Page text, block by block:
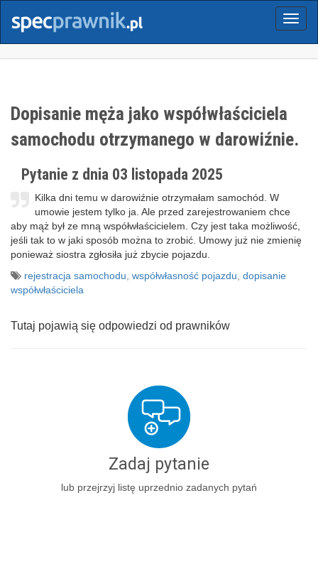
Menu
Dopisanie męża jako współwłaściciela
samochodu otrzymanego w darowiźnie.
Pytanie z dnia 03 listopada 2025
Kilka dni temu w darowiźnie otrzymałam samochód. W
umowie jestem tylko ja. Ale przed zarejestrowaniem chce
aby mąż był ze mną współwłaścicielem. Czy jest taka możliwość,
jeśli tak to w jaki sposób można to zrobić. Umowy już nie zmienię
ponieważ siostra zgłosiła już zbycie pojazdu.
rejestracja samochodu współwłasność pojazdu dopisanie
współwłaściciela
Tutaj pojawią się odpowiedzi od prawników
Zadaj pytanie
lub przejrzyj listę uprzednio zadanych pytań